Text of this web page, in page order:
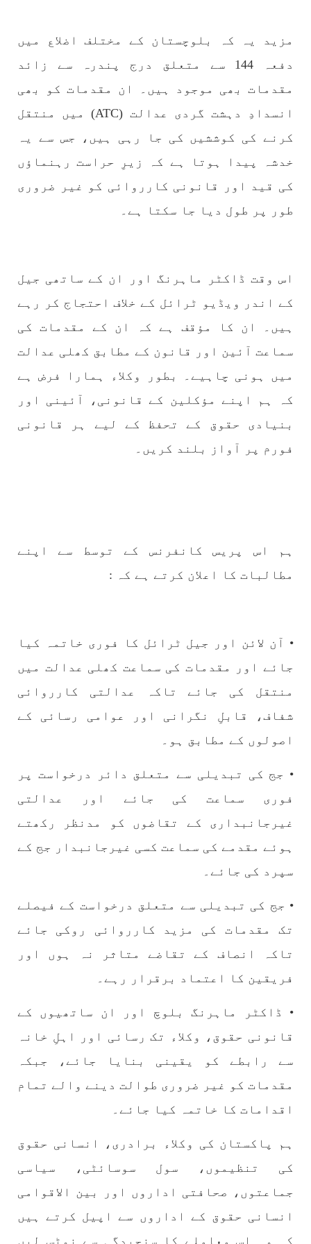
بلوچستان
1696 VIEWS جون 9, 2023
بلوچستان میں نوجوانوں کی ماورائے آئین
ترجمان بی ایس او
بلوچ اسٹوڈنٹس آرگنائزیشن کے مرکزی ترجمان نے
اظہار کرتے ہوئے کہا ہے کہ بلوچستان میں
نوجوانوں کی ماورائے آئین گمشدگیاں تسلسل کے
مزید یہ کہ بلوچستان کے مختلف اضلاع میں
دفعہ 144 سے متعلق درج پندرہ سے زائد
مقدمات بھی موجود ہیں۔ ان مقدمات کو بھی
انسدادِ دہشت گردی عدالت (ATC) میں منتقل
کرنے کی کوششیں کی جا رہی ہیں، جس سے یہ
خدشہ پیدا ہوتا ہے کہ زیرِ حراست رہنماؤں
کی قید اور قانونی کارروائی کو غیر ضروری
طور پر طول دیا جا سکتا ہے۔
اس وقت ڈاکٹر ماہرنگ اور ان کے ساتھی جیل
کے اندر ویڈیو ٹرائل کے خلاف احتجاج کر رہے
ہیں۔ ان کا مؤقف ہے کہ ان کے مقدمات کی
سماعت آئین اور قانون کے مطابق کھلی عدالت
میں ہونی چاہیے۔ بطور وکلاء ہمارا فرض ہے
کہ ہم اپنے مؤکلین کے قانونی، آئینی اور
بنیادی حقوق کے تحفظ کے لیے ہر قانونی
فورم پر آواز بلند کریں۔
ہم اس پریس کانفرنس کے توسط سے اپنے
مطالبات کا اعلان کرتے ہے کہ :
• آن لائن اور جیل ٹرائل کا فوری خاتمہ کیا
جائے اور مقدمات کی سماعت کھلی عدالت میں
منتقل کی جائے تاکہ عدالتی کارروائی
شفاف، قابلِ نگرانی اور عوامی رسائی کے
اصولوں کے مطابق ہو۔
• جج کی تبدیلی سے متعلق دائر درخواست پر
فوری سماعت کی جائے اور عدالتی
غیرجانبداری کے تقاضوں کو مدنظر رکھتے
ہوئے مقدمے کی سماعت کسی غیرجانبدار جج کے
سپرد کی جائے۔
• جج کی تبدیلی سے متعلق درخواست کے فیصلے
تک مقدمات کی مزید کارروائی روکی جائے
تاکہ انصاف کے تقاضے متاثر نہ ہوں اور
فریقین کا اعتماد برقرار رہے۔
• ڈاکٹر ماہرنگ بلوچ اور ان ساتھیوں کے
قانونی حقوق، وکلاء تک رسائی اور اہلِ خانہ
سے رابطے کو یقینی بنایا جائے، جبکہ
مقدمات کو غیر ضروری طوالت دینے والے تمام
اقدامات کا خاتمہ کیا جائے۔
ہم پاکستان کی وکلاء برادری، انسانی حقوق
کی تنظیموں، سول سوسائٹی، سیاسی
جماعتوں، صحافتی اداروں اور بین الاقوامی
انسانی حقوق کے اداروں سے اپیل کرتے ہیں
کہ وہ اس معاملے کا سنجیدگی سے نوٹس لیں